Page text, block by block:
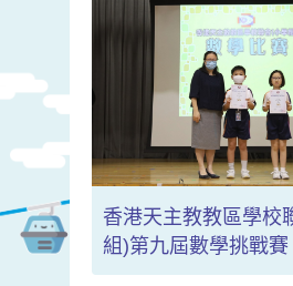
香港天主教教區學校
組)第九屆數學挑戰賽